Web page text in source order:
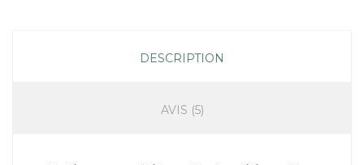
DESCRIPTION
AVIS (5)